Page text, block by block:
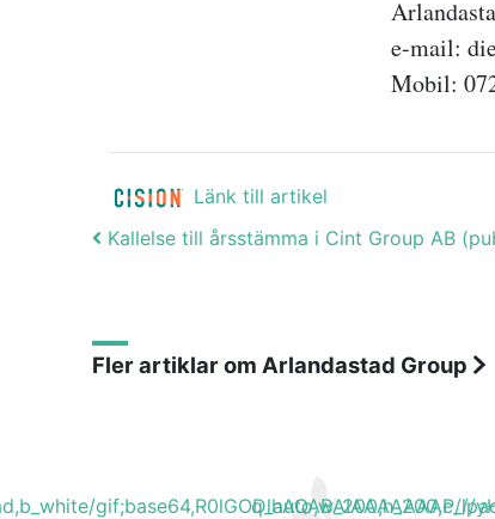
e-mail:
Mobil:
Länk till artikel
Post navigation
Kallelse till årsstämma i Cint Group AB
Fler artiklar om Arlandastad Group
gif;base64,R0lGODlhAQABAIAAAAAAAP///